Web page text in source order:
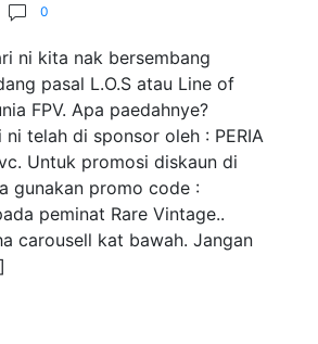
0
ni kita nak bersembang
pasal L.O.S atau Line of
FPV. Apa paedahnye?
ni telah di sponsor oleh : PERIA
Untuk promosi diskaun di
gunakan promo code :
peminat Rare Vintage..
carousell kat bawah. Jangan